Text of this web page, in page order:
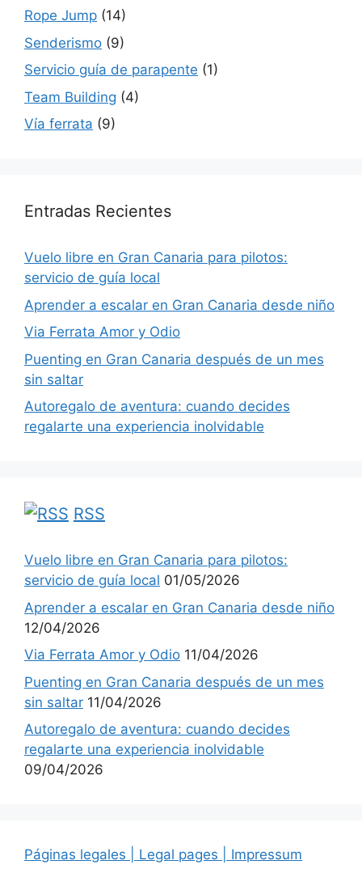
Rope Jump (14)
Senderismo (9)
Servicio guía de parapente (1)
Team Building (4)
Vía ferrata (9)
Entradas Recientes
Vuelo libre en Gran Canaria para pilotos:
servicio de guía local
Aprender a escalar en Gran Canaria desde niño
Via Ferrata Amor y Odio
Puenting en Gran Canaria después de un mes
sin saltar
Autoregalo de aventura: cuando decides
regalarte una experiencia inolvidable
RSS
Vuelo libre en Gran Canaria para pilotos:
servicio de guía local 01/05/2026
Aprender a escalar en Gran Canaria desde niño
12/04/2026
Via Ferrata Amor y Odio 11/04/2026
Puenting en Gran Canaria después de un mes
sin saltar 11/04/2026
Autoregalo de aventura: cuando decides
regalarte una experiencia inolvidable
09/04/2026
Páginas legales | Legal pages | Impressum